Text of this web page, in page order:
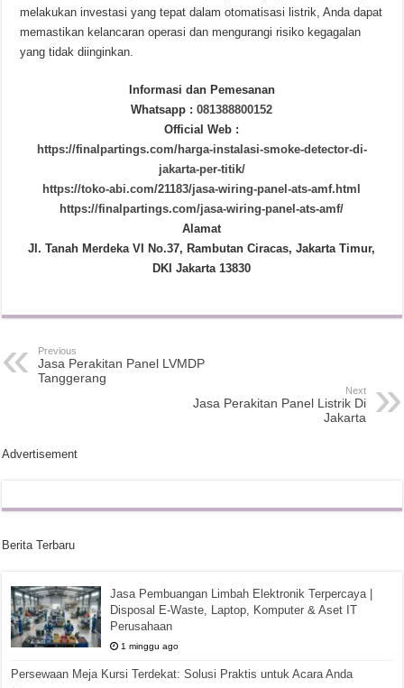
melakukan investasi yang tepat dalam otomatisasi listrik, Anda dapat
memastikan kelancaran operasi dan mengurangi risiko kegagalan
yang tidak diinginkan.
Informasi dan Pemesanan
Whatsapp :081388800152
Official Web :
https://finalpartings.com/harga-instalasi-smoke-detector-di-
jakarta-per-titik/
https://toko-abi.com/21183/jasa-wiring-panel-ats-amf.html
https://finalpartings.com/jasa-wiring-panel-ats-amf/
Alamat
Jl. Tanah Merdeka VI No.37, Rambutan Ciracas, Jakarta Timur,
DKI Jakarta 13830
Previous
Jasa Perakitan Panel LVMDP
Tanggerang
Next
Jasa Perakitan Panel Listrik Di
Jakarta
Advertisement
Berita Terbaru
Jasa Pembuangan Limbah Elektronik Terpercaya |
Disposal E-Waste, Laptop, Komputer & Aset IT
Perusahaan
1 minggu ago
Persewaan Meja Kursi Terdekat: Solusi Praktis untuk Acara Anda